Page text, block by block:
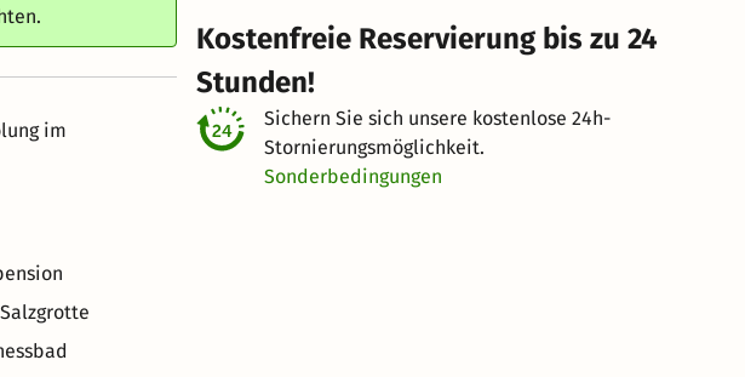
im
Kostenfreie Reservierung bis zu 24
Stunden!
Sichern Sie sich unsere kostenlose 24h-
Stornierungsmöglichkeit.
Sonderbedingungen